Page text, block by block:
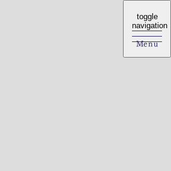
toggle
navigation
Menu
toggle
navigation
Menu